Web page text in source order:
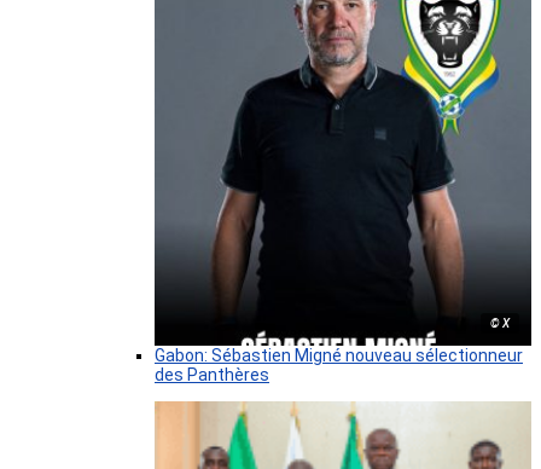
© X
Gabon: Sébastien Migné nouveau sélectionneur
des Panthères